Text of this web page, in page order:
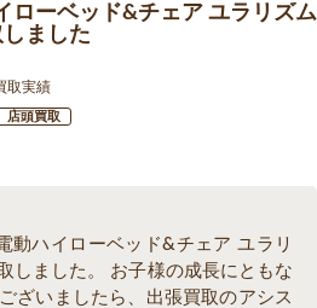
ローベッド&チェア ユラリズム
ました
取実績
店頭買取
動ハイローベッド&チェア ユラリ
しました。 お子様の成長にともな
ざいましたら、出張買取のアシス